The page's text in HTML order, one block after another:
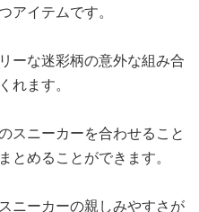
アイテムです。
ーな迷彩柄の意外な組み合
れます。
スニーカーを合わせること
とめることができます。
ニーカーの親しみやすさが